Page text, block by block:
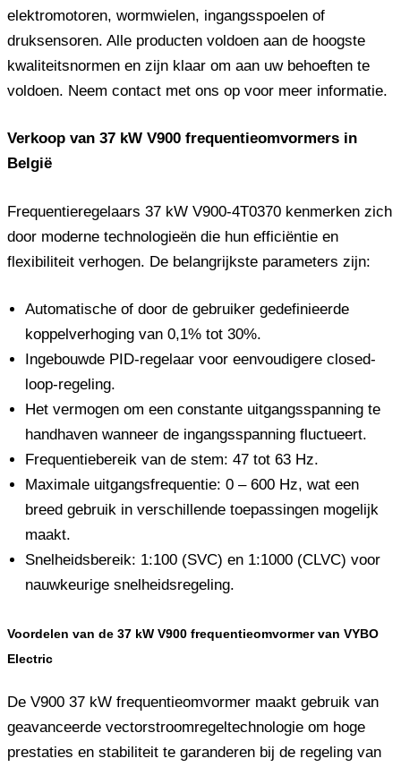
elektromotoren, wormwielen, ingangsspoelen of
druksensoren. Alle producten voldoen aan de hoogste
kwaliteitsnormen en zijn klaar om aan uw behoeften te
voldoen. Neem contact met ons op voor meer informatie.
Verkoop van 37 kW V900 frequentieomvormers in
België
Frequentieregelaars 37 kW V900-4T0370 kenmerken zich
door moderne technologieën die hun efficiëntie en
flexibiliteit verhogen. De belangrijkste parameters zijn:
Automatische of door de gebruiker gedefinieerde
koppelverhoging van 0,1% tot 30%.
Ingebouwde PID-regelaar voor eenvoudigere closed-
loop-regeling.
Het vermogen om een ​​constante uitgangsspanning te
handhaven wanneer de ingangsspanning fluctueert.
Frequentiebereik van de stem: 47 tot 63 Hz.
Maximale uitgangsfrequentie: 0 – 600 Hz, wat een
breed gebruik in verschillende toepassingen mogelijk
maakt.
Snelheidsbereik: 1:100 (SVC) en 1:1000 (CLVC) voor
nauwkeurige snelheidsregeling.
Voordelen van de 37 kW V900 frequentieomvormer van VYBO
Electric
De V900 37 kW frequentieomvormer maakt gebruik van
geavanceerde vectorstroomregeltechnologie om hoge
prestaties en stabiliteit te garanderen bij de regeling van